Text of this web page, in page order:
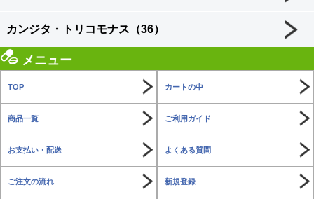
カンジタ・トリコモナス（36）
メニュー
TOP カートの中
商品一覧 ご利用ガイド
お支払い・配送 よくある質問
ご注文の流れ 新規登録